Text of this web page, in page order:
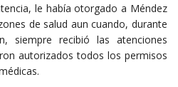
le había otorgado a Méndez
de salud aun cuando, durante
siempre recibió las atenciones
autorizados todos los permisos